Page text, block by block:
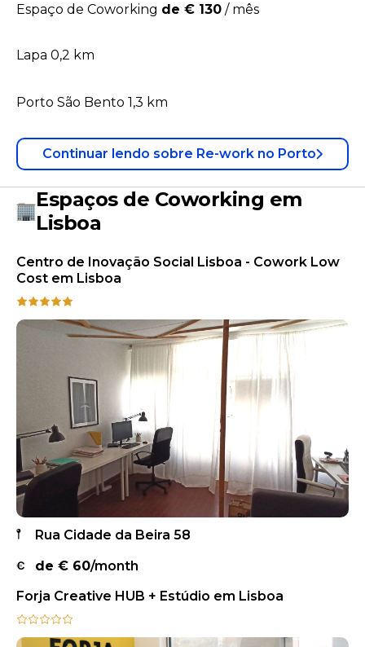
Espaço de Coworking de € 130 / mês
Lapa 0,2 km
Porto São Bento 1,3 km
Continuar lendo sobre Re-work no Porto
Espaços de Coworking em
Lisboa
Centro de Inovação Social Lisboa - Cowork Low
Cost em Lisboa
Rua Cidade da Beira 58
de € 60/month
Forja Creative HUB + Estúdio em Lisboa